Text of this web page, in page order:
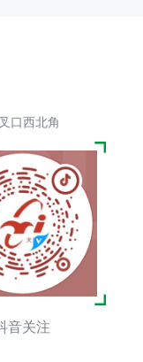
口西北角
音关注